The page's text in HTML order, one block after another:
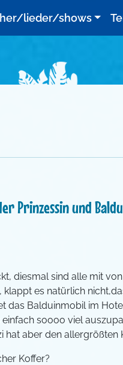
lieder/shows
Prinzessin und
diesmal sind alle mit
es natürlich
das Balduinmobil im
soooo viel
hat aber den allergrößten
Koffer?